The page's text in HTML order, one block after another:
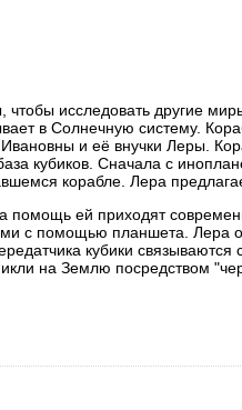
чтобы исследовать другие
в Солнечную систему.
и её внучки Леры.
кубиков. Сначала с
корабле. Лера
помощь ей приходят
с помощью планшета. Лера
кубики связываются
на Землю посредством